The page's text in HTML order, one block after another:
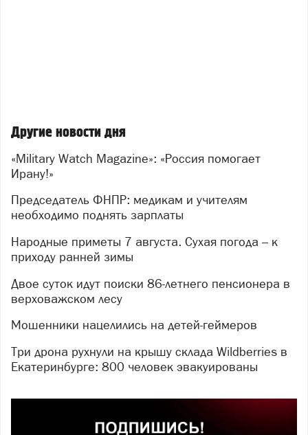
Другие новости дня
«Military Watch Magazine»: «Россия помогает
Ирану!»
Председатель ФНПР: медикам и учителям
необходимо поднять зарплаты
Народные приметы 7 августа. Сухая погода – к
приходу ранней зимы
Двое суток идут поиски 86-летнего пенсионера в
верховажском лесу
Мошенники нацелились на детей-геймеров
Три дрона рухнули на крышу склада Wildberries в
Екатеринбурге: 800 человек эвакуированы